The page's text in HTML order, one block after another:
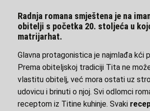
Radnja romana smještena je na
obitelji s početka 20. stoljeća u
matrijarhat.
Glavna protagonistica je najmlađa kći
Prema obiteljskoj tradiciji Tita ne
vlastitu obitelj, već mora ostati uz
udovicu i brinuti o njoj. Svi odlomci
receptom iz Titine kuhinje. Svaki